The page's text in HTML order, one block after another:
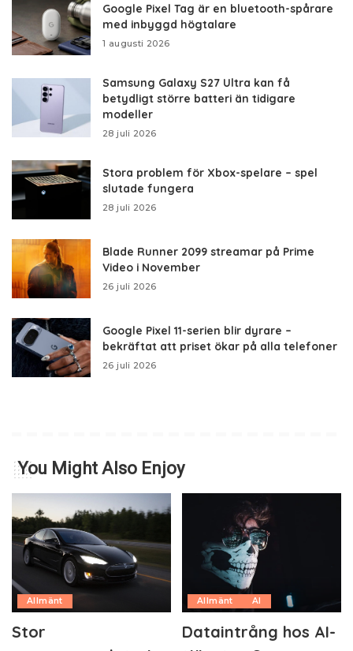
Google Pixel Tag är en bluetooth-spårare
med inbyggd högtalare
1 augusti 2026
Samsung Galaxy S27 Ultra kan få
betydligt större batteri än tidigare
modeller
28 juli 2026
Stora problem för Xbox-spelare – spel
slutade fungera
28 juli 2026
Blade Runner 2099 streamar på Prime
Video i November
26 juli 2026
Google Pixel 11-serien blir dyrare –
bekräftat att priset ökar på alla telefoner
26 juli 2026
You Might Also Enjoy
Allmänt
Stor
Allmänt AI
Dataintrång hos AI-